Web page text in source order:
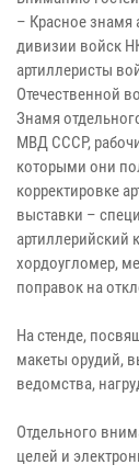
– Красное знамя
дивизии войск
артиллеристы
Отечественной
Знамя
МВД СССР,
которыми они
корректировке
выставки –
артиллерийский
хордоугломер,
поправок на
На стенде,
макеты орудий,
ведомства,
Отдельного
целей и